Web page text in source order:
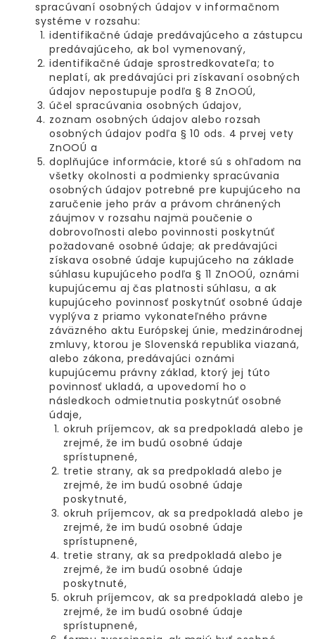
spracúvaní osobných údajov v informačnom
systéme v rozsahu:
identifikačné údaje predávajúceho a zástupcu
predávajúceho, ak bol vymenovaný,
identifikačné údaje sprostredkovateľa; to
neplatí, ak predávajúci pri získavaní osobných
údajov nepostupuje podľa § 8 ZnOOÚ,
účel spracúvania osobných údajov,
zoznam osobných údajov alebo rozsah
osobných údajov podľa § 10 ods. 4 prvej vety
ZnOOÚ a
doplňujúce informácie, ktoré sú s ohľadom na
všetky okolnosti a podmienky spracúvania
osobných údajov potrebné pre kupujúceho na
zaručenie jeho práv a právom chránených
záujmov v rozsahu najmä poučenie o
dobrovoľnosti alebo povinnosti poskytnúť
požadované osobné údaje; ak predávajúci
získava osobné údaje kupujúceho na základe
súhlasu kupujúceho podľa § 11 ZnOOÚ, oznámi
kupujúcemu aj čas platnosti súhlasu, a ak
kupujúceho povinnosť poskytnúť osobné údaje
vyplýva z priamo vykonateľného právne
záväzného aktu Európskej únie, medzinárodnej
zmluvy, ktorou je Slovenská republika viazaná,
alebo zákona, predávajúci oznámi
kupujúcemu právny základ, ktorý jej túto
povinnosť ukladá, a upovedomí ho o
následkoch odmietnutia poskytnúť osobné
údaje,
okruh príjemcov, ak sa predpokladá alebo je
zrejmé, že im budú osobné údaje
sprístupnené,
tretie strany, ak sa predpokladá alebo je
zrejmé, že im budú osobné údaje
poskytnuté,
okruh príjemcov, ak sa predpokladá alebo je
zrejmé, že im budú osobné údaje
sprístupnené,
tretie strany, ak sa predpokladá alebo je
zrejmé, že im budú osobné údaje
poskytnuté,
okruh príjemcov, ak sa predpokladá alebo je
zrejmé, že im budú osobné údaje
sprístupnené,